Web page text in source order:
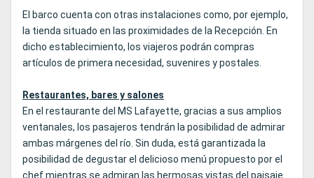
El barco cuenta con otras instalaciones como, por ejemplo,
la tienda situado en las proximidades de la Recepción. En
dicho establecimiento, los viajeros podrán compras
artículos de primera necesidad, suvenires y postales.
Restaurantes, bares y salones
En el restaurante del MS Lafayette, gracias a sus amplios
ventanales, los pasajeros tendrán la posibilidad de admirar
ambas márgenes del río. Sin duda, está garantizada la
posibilidad de degustar el delicioso menú propuesto por el
chef mientras se admiran las hermosas vistas del paisaje